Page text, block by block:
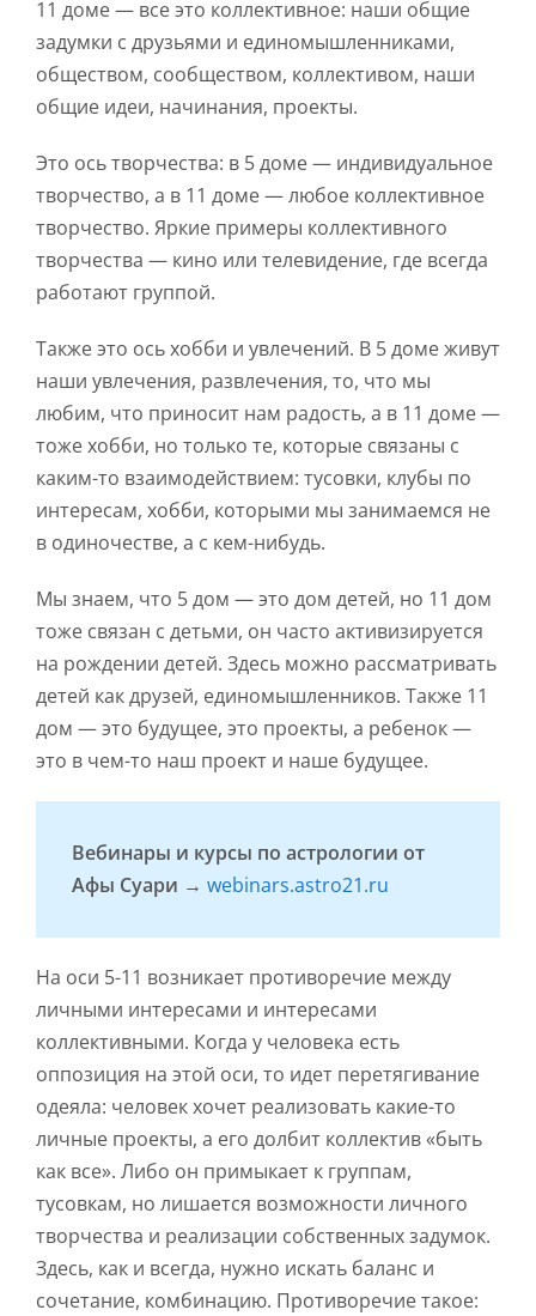
11 доме — все это коллективное: наши общие
задумки с друзьями и единомышленниками,
обществом, сообществом, коллективом, наши
общие идеи, начинания, проекты.
Это ось творчества: в 5 доме — индивидуальное
творчество, а в 11 доме — любое коллективное
творчество. Яркие примеры коллективного
творчества — кино или телевидение, где всегда
работают группой.
Также это ось хобби и увлечений. В 5 доме живут
наши увлечения, развлечения, то, что мы
любим, что приносит нам радость, а в 11 доме —
тоже хобби, но только те, которые связаны с
каким-то взаимодействием: тусовки, клубы по
интересам, хобби, которыми мы занимаемся не
в одиночестве, а с кем-нибудь.
Мы знаем, что 5 дом — это дом детей, но 11 дом
тоже связан с детьми, он часто активизируется
на рождении детей. Здесь можно рассматривать
детей как друзей, единомышленников. Также 11
дом — это будущее, это проекты, а ребенок —
это в чем-то наш проект и наше будущее.
Вебинары и курсы по астрологии от
Афы Суари → webinars.astro21.ru
На оси 5-11 возникает противоречие между
личными интересами и интересами
коллективными. Когда у человека есть
оппозиция на этой оси, то идет перетягивание
одеяла: человек хочет реализовать какие-то
личные проекты, а его долбит коллектив «быть
как все». Либо он примыкает к группам,
тусовкам, но лишается возможности личного
творчества и реализации собственных задумок.
Здесь, как и всегда, нужно искать баланс и
сочетание, комбинацию. Противоречие такое: